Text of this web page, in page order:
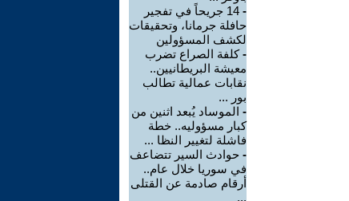
-
14 جريحاً في تفجير
حافلة جرمانا، وتحقيقات
لكشف المسؤولين
-كلفة الصراع تضرب
معيشة البريطانيين..
نقابات عمالية تطالب
بور ...
- الموساد يُبعد اثنين من
كبار مسؤوليه.. خطة
فاشلة لتغيير النظا ...
- حوادث السير تتضاعف
في سوريا خلال عام..
أرقام صادمة عن القتلى
...